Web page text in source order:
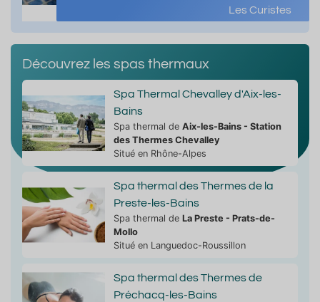
Les Curistes
Découvrez les spas thermaux
Spa Thermal Chevalley d'Aix-les-
Bains
Spa thermal de Aix-les-Bains - Station
des Thermes Chevalley
Situé en Rhône-Alpes
Spa thermal des Thermes de la
Preste-les-Bains
Spa thermal de La Preste - Prats-de-
Mollo
Situé en Languedoc-Roussillon
Spa thermal des Thermes de
Préchacq-les-Bains